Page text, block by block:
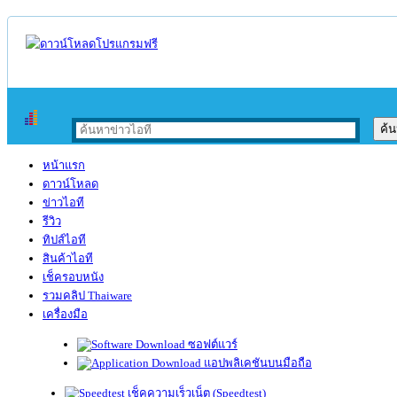
หน้าแรก
ดาวน์โหลด
ข่าวไอที
รีวิว
ทิปส์ไอที
สินค้าไอที
เช็ครอบหนัง
รวมคลิป Thaiware
เครื่องมือ
ซอฟต์แวร์
แอปพลิเคชันบนมือถือ
เช็คความเร็วเน็ต (Speedtest)